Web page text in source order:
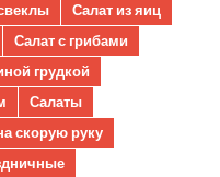
Салат из яиц
Салат с грибами
грудкой
Салаты
скорую руку